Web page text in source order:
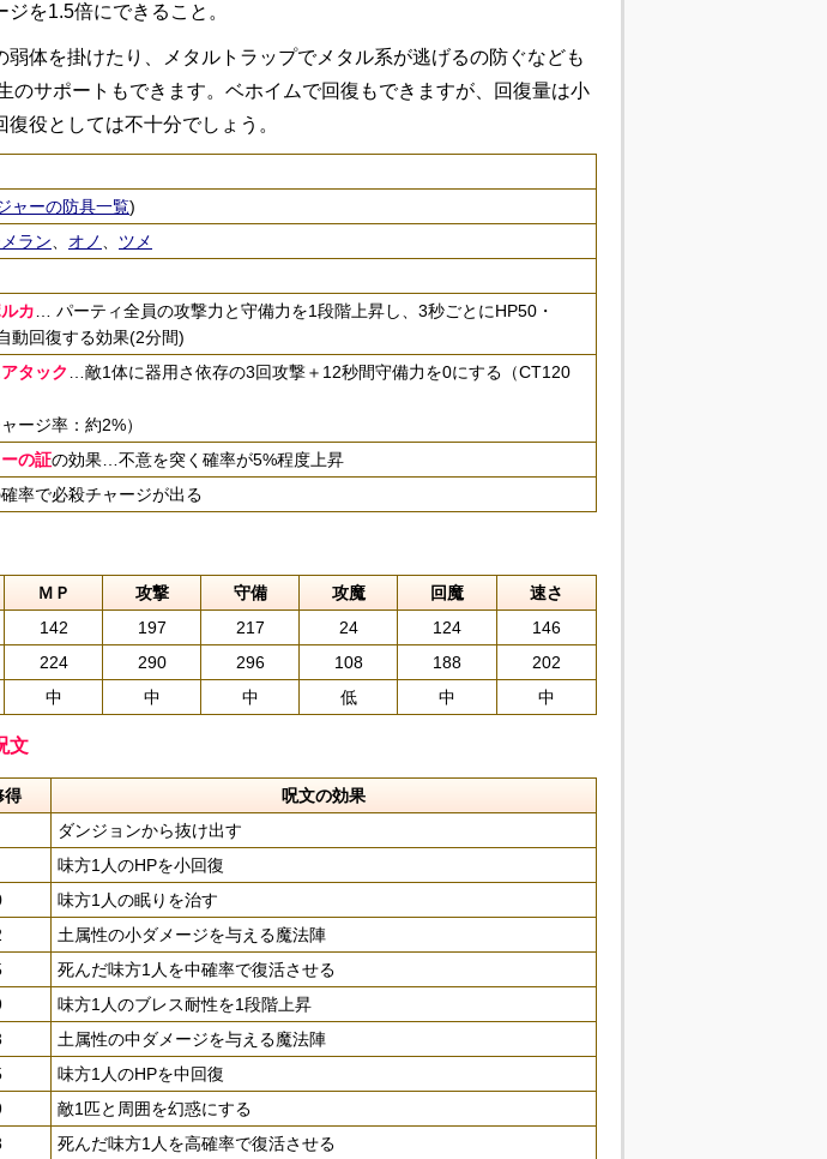
を1.5倍にできること。
弱体を掛けたり、メタルトラップでメタル系が逃げるの防ぐなども
のサポートもできます。ベホイムで回復もできますが、回復量は小
役としては不十分でしょう。
ャーの防具一覧)
ラン オノ
ツメ
カ … パーティ全員の攻撃力と守備力を1段階上昇し、3秒ごとにHP50・
動回復する効果(2分間)
タック
…敵1体に器用さ依存の3回攻撃＋12秒間守備力を0にする（CT120
ャージ率：約2%）
の証の効果…不意を突く確率が5%程度上昇
率で必殺チャージが出る
ＭＰ 攻撃 守備 攻魔 回魔
速さ
142 197 217 24 124
146
224 290 296 108 188
202
中 中 中 低 中 中
文
得
呪文の効果
ダンジョンから抜け出す
味方1人のHPを小回復
味方1人の眠りを治す
土属性の小ダメージを与える魔法陣
死んだ味方1人を中確率で復活させる
味方1人のブレス耐性を1段階上昇
土属性の中ダメージを与える魔法陣
味方1人のHPを中回復
敵1匹と周囲を幻惑にする
死んだ味方1人を高確率で復活させる